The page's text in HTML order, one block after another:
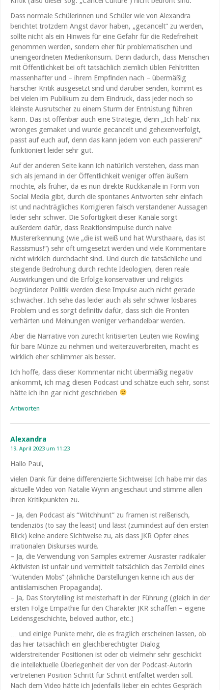
Dass normale Schülerinnen und Schüler wie von Alexandra
berichtet trotzdem Angst davor haben, „gecancelt“ zu werden,
sollte nicht als ein Hinweis für eine Gefahr für die Redefreiheit
genommen werden, sondern eher für problematischen und
uneingeordneten Medienkonsum. Denn dadurch, dass Menschen
mit Öffentlichkeit bei oft tatsächlich ziemlich üblen Fehltritten
massenhafter und – ihrem Empfinden nach – übermäßig
harscher Kritik ausgesetzt sind und darüber senden, kommt es
bei vielen im Publikum zu dem Eindruck, dass jeder noch so
kleinste Ausrutscher zu einem Sturm der Entrüstung führen
kann. Das ist offenbar auch eine Strategie, denn „Ich hab‘ nix
wronges gemaket und wurde gecancelt und gehexenverfolgt,
passt auf euch auf, denn das kann jedem von euch passieren!“
funktioniert leider sehr gut.
Auf der anderen Seite kann ich natürlich verstehen, dass man
sich als jemand in der Öffentlichkeit weniger offen äußern
möchte, als früher, da es nun direkte Rückkanäle in Form von
Social Media gibt, durch die spontanes Antworten sehr einfach
ist und nachträgliches Korrigieren falsch verstandener Aussagen
leider sehr schwer. Die Sofortigkeit dieser Kanäle sorgt
außerdem dafür, dass Reaktionsimpulse durch naive
Mustererkennung (wie „die ist weiß und hat Wursthaare, das ist
Rassismus!“) sehr oft umgesetzt werden und viele Kommentare
nicht wirklich durchdacht sind. Und durch die tatsächliche und
steigende Bedrohung durch rechte Ideologien, deren reale
Auswirkungen und die Erfolge konservativer und religiös
begründeter Politik werden diese Impulse auch nicht gerade
schwächer. Ich sehe das leider auch als sehr schwer lösbares
Problem und es sorgt definitiv dafür, dass sich die Fronten
verhärten und Meinungen weniger verhandelbar werden.
Aber die Narrative von zurecht kritisierten Leuten wie Rowling
für bare Münze zu nehmen und weiterzuverbreiten, macht es
wirklich eher schlimmer als besser.
Ich hoffe, dass dieser Kommentar nicht übermäßig negativ
ankommt, ich mag diesen Podcast und schätze euch sehr, sonst
hätte ich ihn gar nicht geschrieben
Antworten
Alexandra
19. April 2023 um 11:23
Hallo Paul,
vielen Dank für deine differenzierte Sichtweise! Ich habe mir das
aktuelle Video von Natalie Wynn angeschaut und stimme allen
ihren Kritikpunkten zu.
– Ja, den Podcast als “Witchhunt” zu framen ist reißerisch,
tendenziös (to say the least) und lässt (zumindest auf den ersten
Blick) keine andere Sichtweise zu, als dass JKR Opfer eines
irrationalen Diskurses wurde.
– Ja, die Verwendung von Samples extremer Ausraster radikaler
Aktivisten ist unfair und vermittelt tatsächlich das Zerrbild eines
“wütenden Mobs” (ähnliche Darstellungen kenne ich aus der
antiislamischen Propaganda).
– Ja, Das Storytelling ist meisterhaft in der Führung (gleich in der
ersten Folge Empathie für den Charakter JKR schaffen – eigene
Leidensgeschichte, beloved author, etc.)
… und einige Punkte mehr, die es fraglich erscheinen lassen, ob
das hier tatsächlich ein gleichberechtigter Dialog
widerstreitender Positionen ist oder ob vielmehr sehr geschickt
die intellektuelle Überlegenheit der von der Podcast-Autorin
vertretenen Position Schritt für Schritt entfaltet werden soll.
Nach dem Video hätte ich jedenfalls lieber ein echtes Gespräch